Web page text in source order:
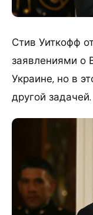
Стив Уиткофф
заявлениями о
Украине, но в
другой задачей.